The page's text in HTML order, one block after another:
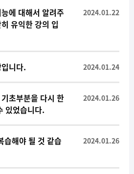
에 대해서 알려주
유익한 강의 입
2024.01.22
니다. 2024.01.24
초부분을 다시 한
있었습니다.
2024.01.26
습해야 될 것 같습
2024.01.26